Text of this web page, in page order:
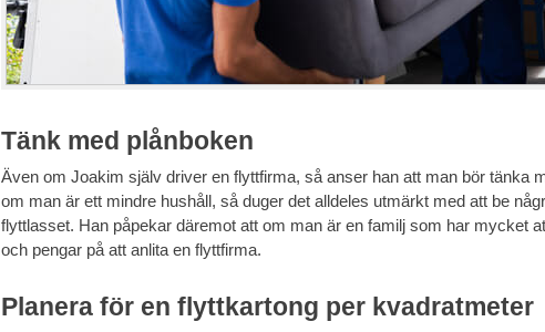
Tänk med plånboken
Även om Joakim själv driver en flyttfirma, så anser han att man bör tänka
om man är ett mindre hushåll, så duger det alldeles utmärkt med att be
flyttlasset. Han påpekar däremot att om man är en familj som har mycket
och pengar på att anlita en flyttfirma.
Planera för en flyttkartong per kvadratmeter